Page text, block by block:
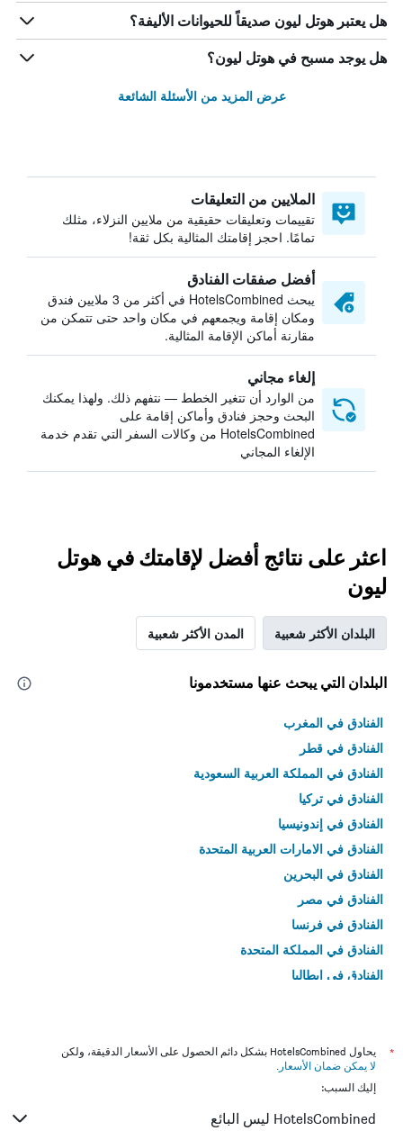
هل يعتبر هوتل ليون صديقاً للحيوانات الأليفة؟
هل يوجد مسبح في هوتل ليون؟
عرض المزيد من الأسئلة الشائعة
الملايين من التعليقات
تقييمات وتعليقات حقيقية من ملايين النزلاء، مثلك
تمامًا. احجز إقامتك المثالية بكل ثقة!
أفضل صفقات الفنادق
يبحث HotelsCombined في أكثر من 3 ملايين فندق
ومكان إقامة ويجمعهم في مكان واحد حتى تتمكن من
مقارنة أماكن الإقامة المثالية.
إلغاء مجاني
من الوارد أن تتغير الخطط — نتفهم ذلك. ولهذا يمكنك
البحث وحجز فنادق وأماكن إقامة على
HotelsCombined من وكالات السفر التي تقدم خدمة
الإلغاء المجاني
اعثر على نتائج أفضل لإقامتك في هوتل
ليون
البلدان الأكثر شعبية المدن الأكثر شعبية
البلدان التي يبحث عنها مستخدمونا
الفنادق في المغرب
الفنادق في قطر
الفنادق في المملكة العربية السعودية
الفنادق في تركيا
الفنادق في إندونيسيا
الفنادق في الامارات العربية المتحدة
الفنادق في البحرين
الفنادق في مصر
الفنادق في فرنسا
الفنادق في المملكة المتحدة
الفنادق في إيطاليا
*
يحاول HotelsCombined بشكل دائم الحصول على الأسعار الدقيقة، ولكن
لا يمكن ضمان الأسعار .
إليك السبب:
HotelsCombined ليس البائع